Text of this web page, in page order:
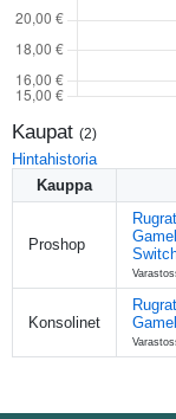
Kaupat (2)
Hintahistoria
Kauppa
Proshop
Konsolinet